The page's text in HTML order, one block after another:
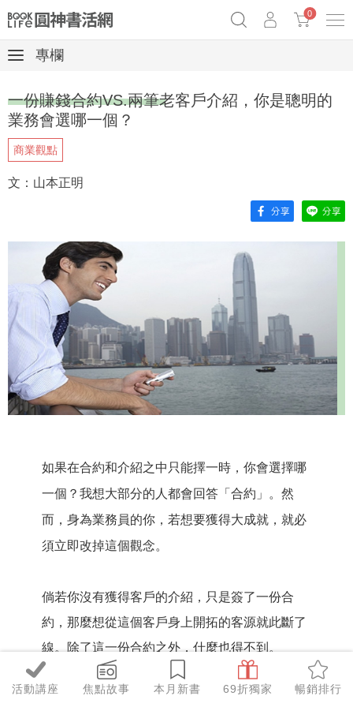
Netflix話題章魚小說！
0
活動講座 焦點故事 本月新書 69折獨家 暢銷排行
專欄
一份賺錢合約VS.兩筆老客戶介紹，你是聰明的
業務會選哪一個？
商業觀點
文：山本正明
如果在合約和介紹之中只能擇一時，你會選擇哪
一個？我想大部分的人都會回答「合約」。然
而，身為業務員的你，若想要獲得大成就，就必
須立即改掉這個觀念。
倘若你沒有獲得客戶的介紹，只是簽了一份合
約，那麼想從這個客戶身上開拓的客源就此斷了
線。除了這一份合約之外，什麼也得不到。
相反地，即使與這個客戶沒有簽到合約，但如果